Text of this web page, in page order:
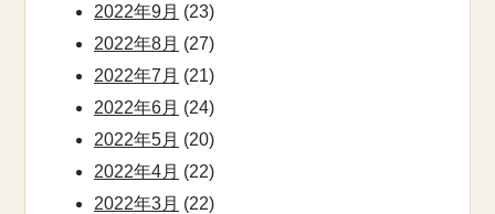
2022年9月 (23)
2022年8月 (27)
2022年7月 (21)
2022年6月 (24)
2022年5月 (20)
2022年4月 (22)
2022年3月 (22)